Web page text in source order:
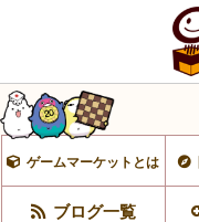
ゲームマーケットとは
ブログ一覧